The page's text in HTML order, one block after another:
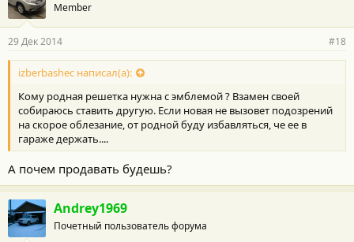
Member
29 Дек 2014 #18
izberbashec написал(а):
Кому родная решетка нужна с эмблемой ? Взамен своей
собираюсь ставить другую. Если новая не вызовет подозрений
на скорое облезание, от родной буду избавляться, че ее в
гараже держать....
А почем продавать будешь?
Andrey1969
Почетный пользователь форума